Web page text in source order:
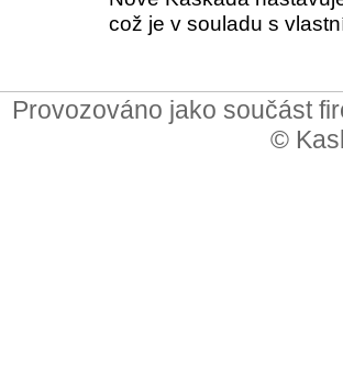
což je v souladu s
Provozováno jako součást
©